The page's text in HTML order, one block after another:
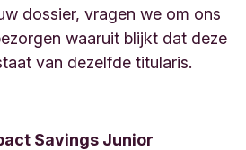
dossier, vragen we om ons
waaruit blijkt dat deze
van dezelfde titularis.
Savings Junior